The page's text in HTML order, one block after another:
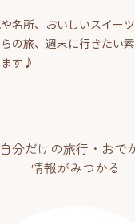
名所、おいしいスイー
の旅、週末に行きたい
す♪
自分だけの旅行・おで
情報がみつかる